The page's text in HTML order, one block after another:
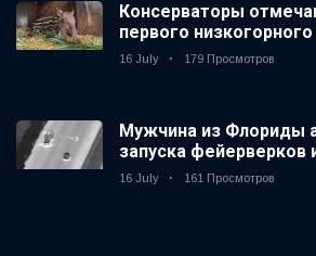
Консерваторы
первого
зоопарке
16 July 179 Просмотров
Мужчина из Флориды
запуска
машины
16 July 161 Просмотров